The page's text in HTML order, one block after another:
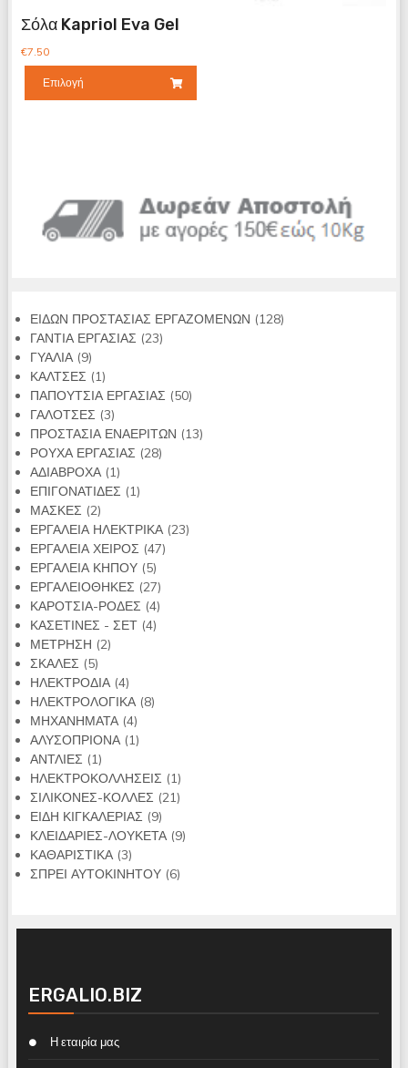
Σόλα Kapriol Eva Gel
€7.50
Επιλογή
ΕΙΔΩΝ ΠΡΟΣΤΑΣΙΑΣ ΕΡΓΑΖΟΜΕΝΩΝ 128128
ΓΑΝΤΙΑ ΕΡΓΑΣΙΑΣ 2323
ΓΥΑΛΙΑ 99
προϊόντα
ΚΑΛΤΣΕΣ 11
προϊόν
ΠΑΠΟΥΤΣΙΑ ΕΡΓΑΣΙΑΣ 5050
ΓΑΛΟΤΣΕΣ 33
προϊόντα
ΠΡΟΣΤΑΣΙΑ ΕΝΑΕΡΙΤΩΝ 1313
ΡΟΥΧΑ ΕΡΓΑΣΙΑΣ 2828
ΑΔΙΑΒΡΟΧΑ 11
προϊόν
ΕΠΙΓΟΝΑΤΙΔΕΣ 11
ΜΑΣΚΕΣ 22
προϊόντα
ΕΡΓΑΛΕΙΑ ΗΛΕΚΤΡΙΚΑ 2323
ΕΡΓΑΛΕΙΑ ΧΕΙΡΟΣ 4747
ΕΡΓΑΛΕΙΑ ΚΗΠΟΥ 55
προϊόντα
ΕΡΓΑΛΕΙΟΘΗΚΕΣ 2727
προϊόντα
ΚΑΡΟΤΣΙΑ-ΡΟΔΕΣ 44
ΚΑΣΕΤΙΝΕΣ - ΣΕΤ 44
ΜΕΤΡΗΣΗ 22
ΣΚΑΛΕΣ 55
προϊόντα
ΗΛΕΚΤΡΟΔΙΑ 44
προϊόντα
ΗΛΕΚΤΡΟΛΟΓΙΚΑ 88
ΜΗΧΑΝΗΜΑΤΑ 44
προϊόντα
ΑΛΥΣΟΠΡΙΟΝΑ 11
ΑΝΤΛΙΕΣ 11
προϊόν
ΗΛΕΚΤΡΟΚΟΛΛΗΣΕΙΣ 11
προϊόν
ΣΙΛΙΚΟΝΕΣ-ΚΟΛΛΕΣ 2121
ΕΙΔΗ ΚΙΓΚΑΛΕΡΙΑΣ 99
προϊόντα
ΚΛΕΙΔΑΡΙΕΣ-ΛΟΥΚΕΤΑ 99
ΚΑΘΑΡΙΣΤΙΚΑ 33
προϊόντα
ΣΠΡΕΙ ΑΥΤΟΚΙΝΗΤΟΥ 66
ERGALIO.BIZ
Η εταιρία μας